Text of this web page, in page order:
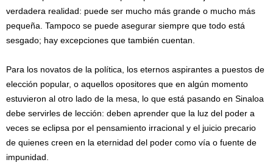
verdadera realidad: puede ser mucho más grande o mucho más
pequeña. Tampoco se puede asegurar siempre que todo está
sesgado; hay excepciones que también cuentan.
Para los novatos de la política, los eternos aspirantes a puestos de
elección popular, o aquellos opositores que en algún momento
estuvieron al otro lado de la mesa, lo que está pasando en Sinaloa
debe servirles de lección: deben aprender que la luz del poder a
veces se eclipsa por el pensamiento irracional y el juicio precario
de quienes creen en la eternidad del poder como vía o fuente de
impunidad.